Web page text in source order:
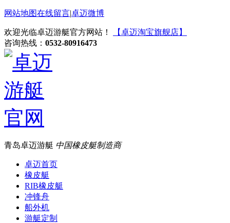
网站地图在线留言|卓迈微博
欢迎光临卓迈游艇官方网站！
【卓迈淘宝旗舰店】
咨询热线： 0532-80916473
青岛卓迈游艇 中国橡皮艇制造商
卓迈首页
橡皮艇
RIB橡皮艇
冲锋舟
船外机
游艇定制